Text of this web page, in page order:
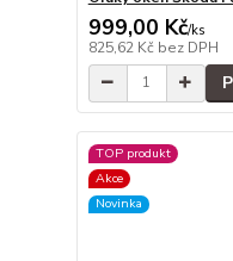
999,00 Kč/ks
825,62 Kč bez DPH
TOP produkt
Akce
Novinka